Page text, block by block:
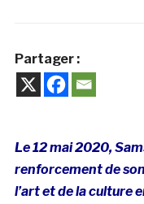
Partager :
Le 12 mai 2020,
renforcement de
l’art et de la culture